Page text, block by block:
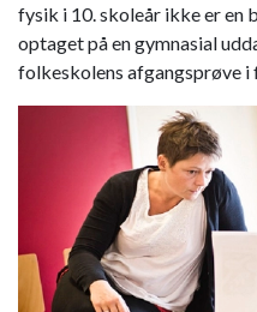
fysik i 10. skoleår ikke er en
optaget på en gymnasial
folkeskolens afgangsprøve i